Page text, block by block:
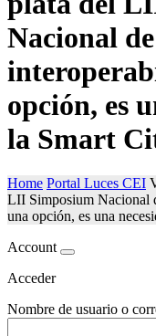
Nacional
opción, es
la Smart
Home Portal Luces CEI
LII Simposium Nacional
una opción, es una
Account
Acceder
Nombre de usuario o